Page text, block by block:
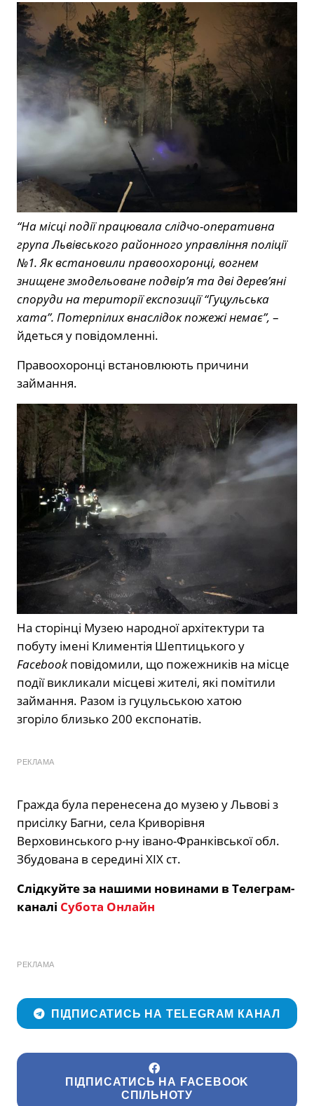
“На місці події працювала слідчо-оперативна
група Львівського районного управління поліції
№1. Як встановили правоохоронці, вогнем
знищене змодельоване подвір’я та дві дерев’яні
споруди на території експозиції “Гуцульська
хата”. Потерпілих внаслідок пожежі немає”, –
йдеться у повідомленні.
Правоохоронці встановлюють причини
займання.
На сторінці Музею народної архітектури та
побуту імені Климентія Шептицького у
Facebookповідомили, що пожежників на місце
події викликали місцеві жителі, які помітили
займання. Разом із гуцульською хатою
згоріло близько 200 експонатів.
РЕКЛАМА
Гражда була перенесена до музею у Львові з
присілку Багни, села Криворівня
Верховинського р-ну івано-Франківської обл.
Збудована в середині ХІХ ст.
Слідкуйте за нашими новинами в Телеграм-
каналі Субота Онлайн
РЕКЛАМА
ПІДПИСАТИСЬ НА TELEGRAM КАНАЛ
ПІДПИСАТИСЬ НА FACEBOOK
СПІЛЬНОТУ